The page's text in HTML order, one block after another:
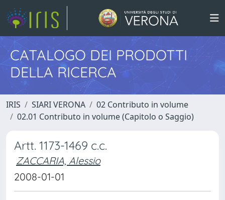
CATALOGO DEI PRODOTTI
DELLA RICERCA
IRIS SIARI VERONA
02 Contributo in volume
02.01 Contributo in volume (Capitolo o Saggio)
Artt. 1173-1469 c.c.
ZACCARIA, Alessio
2008-01-01